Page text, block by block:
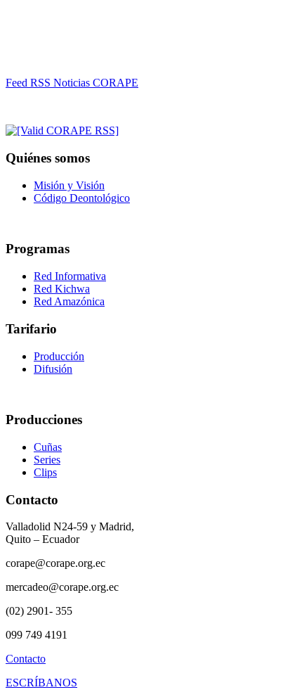
Feed RSS Noticias CORAPE
Quiénes somos
Misión y Visión
Código Deontológico
Programas
Red Informativa
Red Kichwa
Red Amazónica
Tarifario
Producción
Difusión
Producciones
Cuñas
Series
Clips
Contacto
Valladolid N24-59 y Madrid,
Quito – Ecuador
corape@corape.org.ec
mercadeo@corape.org.ec
(02) 2901- 355
099 749 4191
Contacto
ESCRÍBANOS